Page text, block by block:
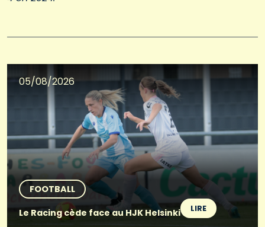
05/08/2026
FOOTBALL
Le Racing cède face au HJK Helsinki
LIRE